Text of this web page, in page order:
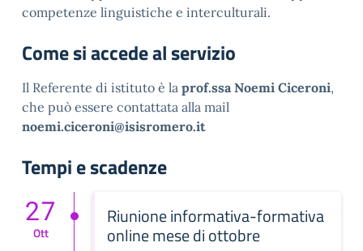
competenze linguistiche e interculturali.
Come si accede al servizio
Il Referente di istituto è la prof.ssa Noemi Ciceroni,
che può essere contattata alla mail
noemi.ciceroni@isisromero.it
Tempi e scadenze
Riunione informativa-formativa
online mese di ottobre
27
Ott